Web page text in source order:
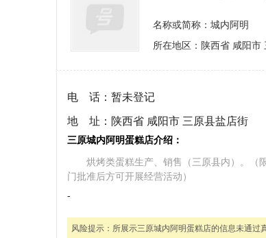
名称或简称：城内阿明
所在地区：陕西省 咸阳市
电 话： 暂未登记
地 址： 陕西省 咸阳市 三原县盐店街
三原城内阿明蛋糕店介绍：
烘烤类蛋糕生产、销售（三原县内）。（
门批准后方可开展经营活动）
-
风险提示： 所展示三原城内阿明蛋糕店的信息未通过